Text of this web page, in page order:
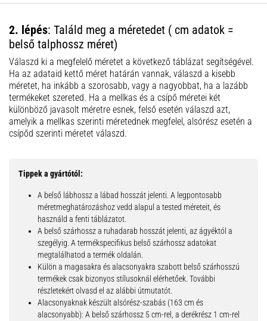
2. lépés: Találd meg a méretedet ( cm adatok =
belső talphossz méret)
Válaszd ki a megfelelő méretet a következő táblázat segítségével.
Ha az adataid kettő méret határán vannak, válaszd a kisebb
méretet, ha inkább a szorosabb, vagy a nagyobbat, ha a lazább
termékeket szereted. Ha a mellkas és a csípő méretei két
különböző javasolt méretre esnek, felső esetén válaszd azt,
amelyik a mellkas szerinti méretednek megfelel, alsórész esetén a
csípőd szerinti méretet válaszd.
Tippek a gyártótól:
A belső lábhossz a lábad hosszát jelenti. A legpontosabb
méretmeghatározáshoz vedd alapul a tested méreteit, és
használd a fenti táblázatot.
A belső szárhossz a ruhadarab hosszát jelenti, az ágyéktól a
szegélyig. A termékspecifikus belső szárhossz adatokat
megtalálhatod a termék oldalán.
Külön a magasakra és alacsonyakra szabott belső szárhosszú
termékek csak bizonyos stílusoknál elérhetőek. További
részletekért olvasd el az alábbi útmutatót.
Alacsonyaknak készült alsórész-szabás (163 cm és
alacsonyabb): A belső szárhossz 5 cm-rel, a derékrész 1 cm-rel